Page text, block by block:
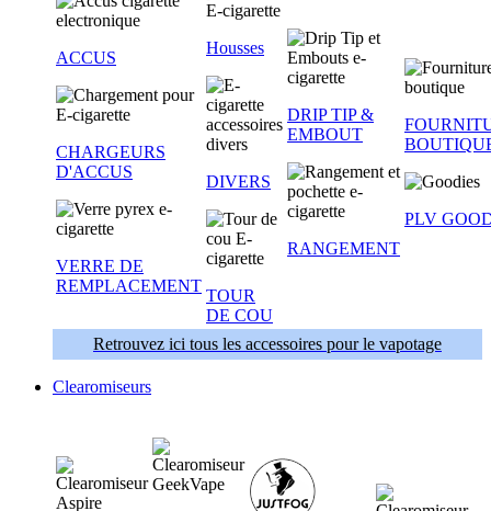
ACCUS
CHARGEURS
D'ACCUS
VERRE DE
REMPLACEMENT
Housses
DIVERS
TOUR
DE COU
DRIP TIP &
EMBOUT
RANGEMENT
PLV
Retrouvez ici tous les accessoires pour le vapotage
Clearomiseurs